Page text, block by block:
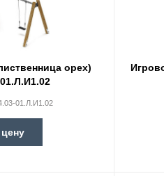
орех)
01.Л.И1.02
цену